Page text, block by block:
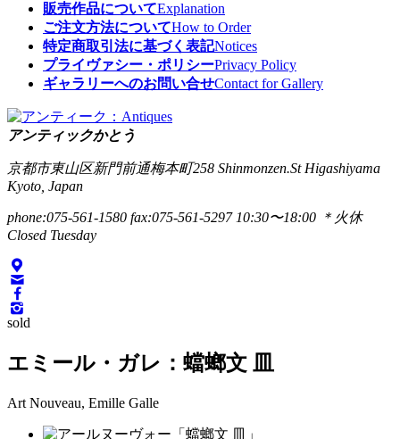
販売作品についてExplanation
ご注文方法についてHow to Order
特定商取引法に基づく表記Notices
プライヴァシー・ポリシーPrivacy Policy
ギャラリーへのお問い合せContact for Gallery
アンティックかとう
京都市東山区新門前通梅本町258 Shinmonzen.St Higashiyama
Kyoto, Japan
phone:075-561-1580 fax:075-561-5297 10:30〜18:00 ＊火休
Closed Tuesday
sold
エミール・ガレ：蟷螂文 皿
Art Nouveau, Emille Galle